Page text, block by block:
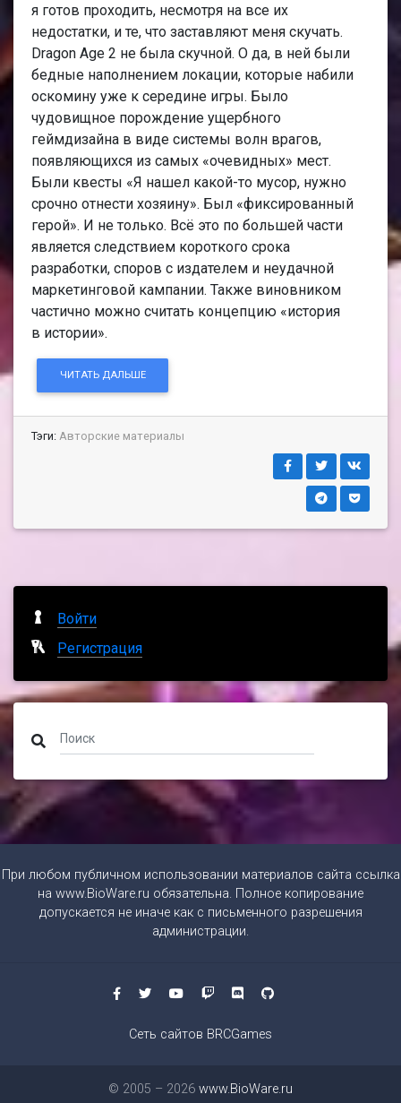
я готов проходить, несмотря на все их
недостатки, и те, что заставляют меня скучать.
Dragon Age 2 не была скучной. О да, в ней были
бедные наполнением локации, которые набили
оскомину уже к середине игры. Было
чудовищное порождение ущербного
геймдизайна в виде системы волн врагов,
появляющихся из самых «очевидных» мест.
Были квесты «Я нашел какой-то мусор, нужно
срочно отнести хозяину». Был «фиксированный
герой». И не только. Всё это по большей части
является следствием короткого срока
разработки, споров с издателем и неудачной
маркетинговой кампании. Также виновником
частично можно считать концепцию «история
в истории».
ЧИТАТЬ ДАЛЬШЕ
Тэги: Авторские материалы
Войти
Регистрация
При любом публичном использовании материалов сайта ссылка
на www.BioWare.ru обязательна. Полное копирование
допускается не иначе как с письменного разрешения
администрации.
Сеть сайтов BRCGames
© 2005 – 2026 www.BioWare.ru